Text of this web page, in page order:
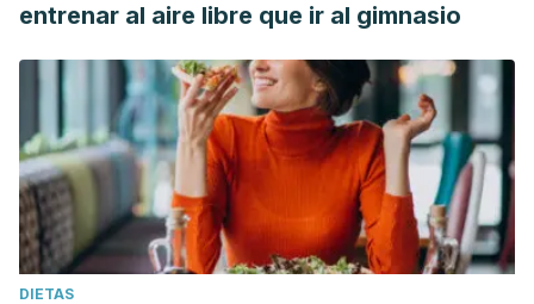
entrenar al aire libre que ir al gimnasio
DIETAS